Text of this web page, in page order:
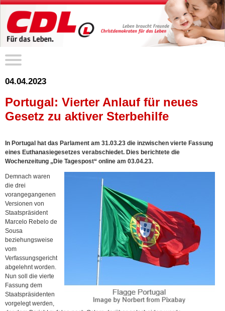
04.04.2023
Portugal: Vierter Anlauf für neues
Gesetz zu aktiver Sterbehilfe
In Portugal hat das Parlament am 31.03.23 die inzwischen vierte Fassung
eines Euthanasiegesetzes verabschiedet. Dies berichtete die
Wochenzeitung „Die Tagespost“ online am 03.04.23.
Demnach waren
die drei
vorangegangenen
Versionen von
Staatspräsident
Marcelo Rebelo de
Sousa
beziehungsweise
vom
Verfassungsgericht
abgelehnt worden.
Nun soll die vierte
Fassung dem
Staatspräsidenten
vorgelegt werden,